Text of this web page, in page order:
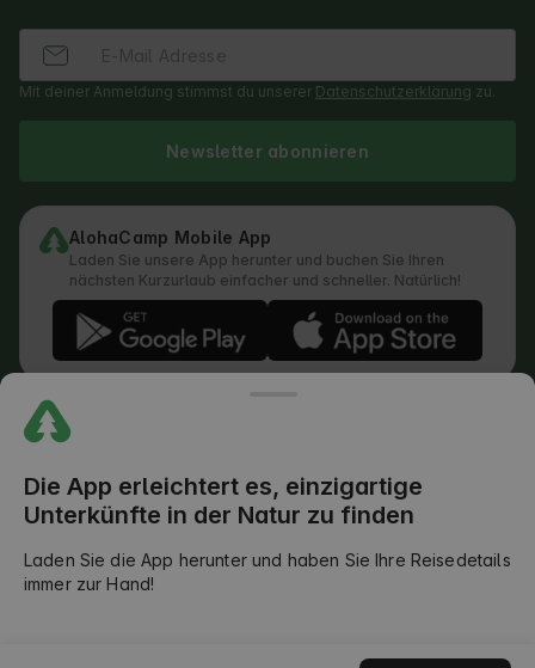
Mit deiner Anmeldung stimmst du unserer Datenschutzerklärung zu.
Newsletter abonnieren
AlohaCamp Mobile App
Laden Sie unsere App herunter und buchen Sie Ihren
nächsten Kurzurlaub einfacher und schneller. Natürlich!
©2026 AlohaCamp. Alle Rechte vorbehalten.
Rückkopplungspolitik
Rechtliche Aufteilung der Verantwortlichkeiten
Die App erleichtert es, einzigartige
Unterkünfte in der Natur zu finden
Laden Sie die App herunter und haben Sie Ihre Reisedetails
immer zur Hand!